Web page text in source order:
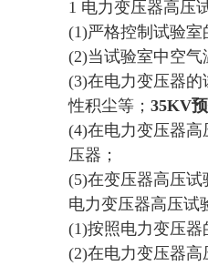
1 电力变压器高压
(1)严格控制试验
(2)当试验室中空
(3)在电力变压器
性积尘等； 35KV
(4)在电力变压器
压器；
(5)在变压器高压
电力变压器高压试
(1)按照电力变压
(2)在电力变压器